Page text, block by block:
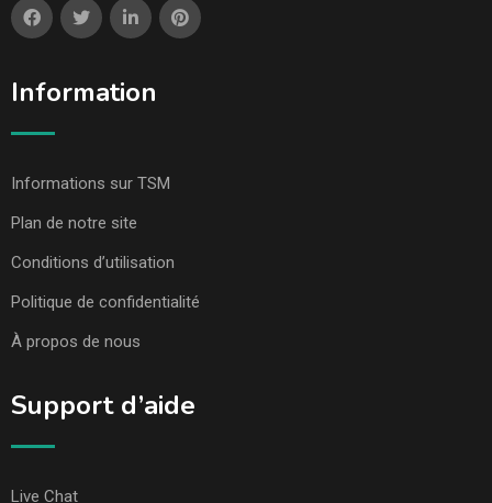
Information
Informations sur TSM
Plan de notre site
Conditions d’utilisation
Politique de confidentialité
À propos de nous
Support d’aide
Live Chat